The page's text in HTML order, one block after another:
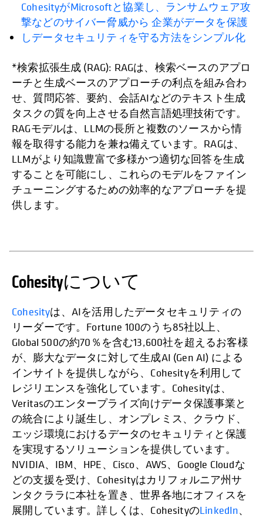
CohesityがMicrosoftと協業し、ランサムウェア攻
撃などのサイバー脅威から 企業がデータを保護
しデータセキュリティを守る方法をシンプル化
*検索拡張生成 (RAG): RAGは、検索ベースのアプロ
ーチと生成ベースのアプローチの利点を組み合わ
せ、質問応答、要約、会話AIなどのテキスト生成
タスクの質を向上させる自然言語処理技術です。
RAGモデルは、LLMの長所と複数のソースから情
報を取得する能力を兼ね備えています。RAGは、
LLMがより知識豊富で多様かつ適切な回答を生成
することを可能にし、これらのモデルをファイン
チューニングするための効率的なアプローチを提
供します。
Cohesityについて
Cohesityは、AIを活用したデータセキュリティの
リーダーです。Fortune 100のうち85社以上、
Global 500の約70％を含む13,600社を超えるお客様
が、膨大なデータに対して生成AI (Gen AI) による
インサイトを提供しながら、Cohesityを利用して
レジリエンスを強化しています。Cohesityは、
Veritasのエンタープライズ向けデータ保護事業と
の統合により誕生し、オンプレミス、クラウド、
エッジ環境におけるデータのセキュリティと保護
を実現するソリューションを提供しています。
NVIDIA、IBM、HPE、Cisco、AWS、Google Cloudな
どの支援を受け、Cohesityはカリフォルニア州サ
ンタクララに本社を置き、世界各地にオフィスを
展開しています。詳しくは、CohesityのLinkedIn、